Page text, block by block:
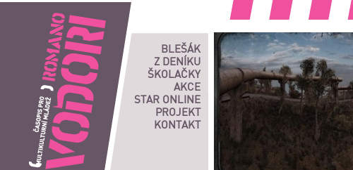
Romano vodori, časopis pro multikulturní mládež
BLEŠÁK
Z DENÍKU
ŠKOLAČKY
AKCE
STAR ONLINE
PROJEKT
KONTAKT